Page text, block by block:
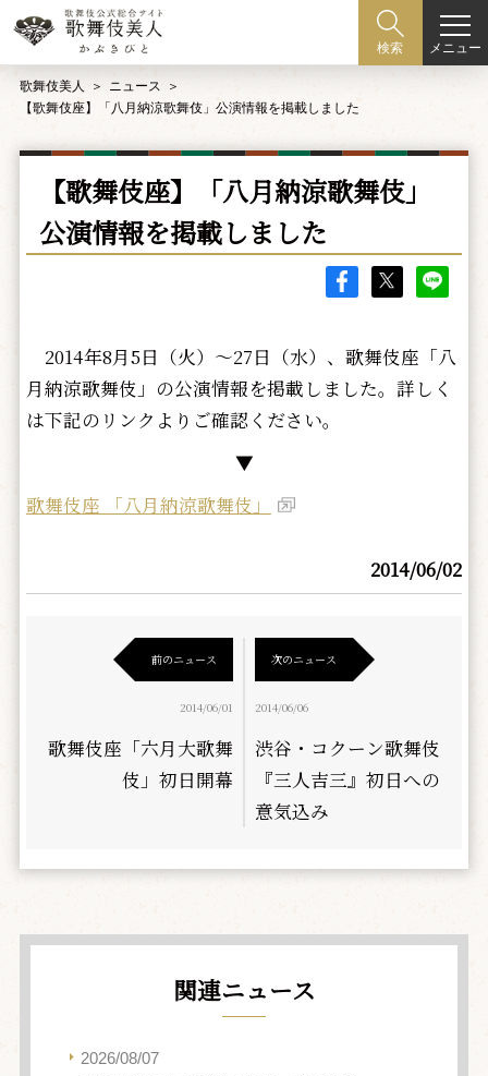
検索 メニュー
歌舞伎美人
ニュース
【歌舞伎座】「八月納涼歌舞伎」公演情報を掲載しました
【歌舞伎座】「八月納涼歌舞伎」
公演情報を掲載しました
2014年8月5日（火）～27日（水）、歌舞伎座「八
月納涼歌舞伎」の公演情報を掲載しました。詳しく
は下記のリンクよりご確認ください。
▼
歌舞伎座 「八月納涼歌舞伎」
2014/06/02
前のニュース
2014/06/01
歌舞伎座「六月大歌舞
伎」初日開幕
次のニュース
2014/06/06
渋谷・コクーン歌舞伎
『三人吉三』初日への
意気込み
関連ニュース
2026/08/07